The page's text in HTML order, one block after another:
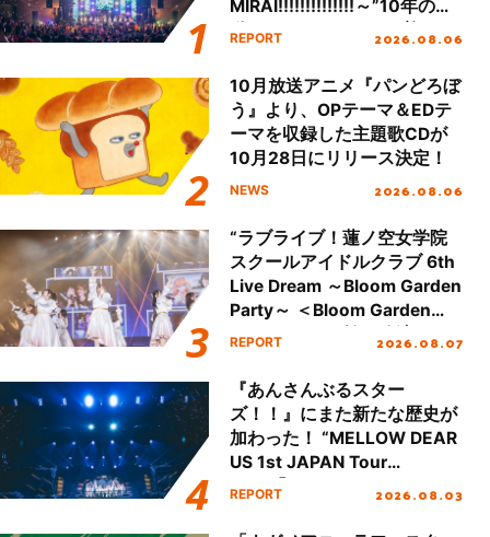
MIRAI!!!!!!!!!!!!!!～”10年の活
動を経てファイナルを迎える
REPORT 2026.08.06
10月放送アニメ『パンどろぼ
う』より、OPテーマ＆EDテ
ーマを収録した主題歌CDが
10月28日にリリース決定！
NEWS 2026.08.06
“ラブライブ！蓮ノ空女学院
スクールアイドルクラブ 6th
Live Dream ～Bloom Garden
Party～ ＜Bloom Garden
Party Stage／埼玉公演＞”
REPORT 2026.08.07
『あんさんぶるスター
ズ！！』にまた新たな歴史が
加わった！ “MELLOW DEAR
US 1st JAPAN Tour
Final「NICE to meet YOU
REPORT 2026.08.03